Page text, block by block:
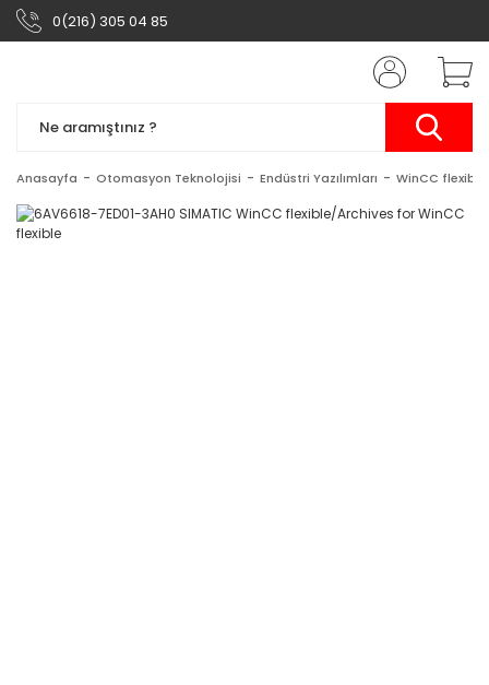
0(216) 305 04 85
Anasayfa Otomasyon Teknolojisi Endüstri Yazılımları WinCC flexible